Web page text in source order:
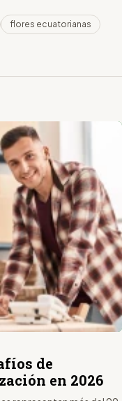
flores ecuatorianas
de
en 2026